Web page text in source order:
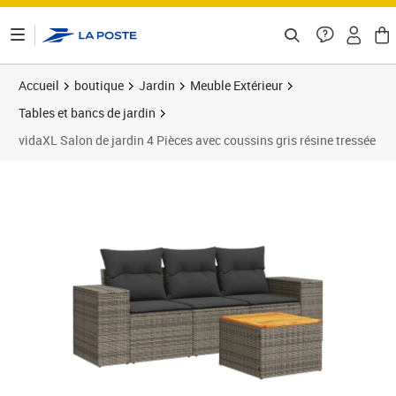
Accueil boutique Jardin
Meuble Extérieur
Tables et bancs de jardin
vidaXL Salon de jardin 4 Pièces avec coussins gris résine tressée